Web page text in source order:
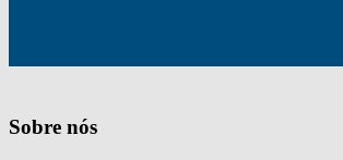
Sobre nós